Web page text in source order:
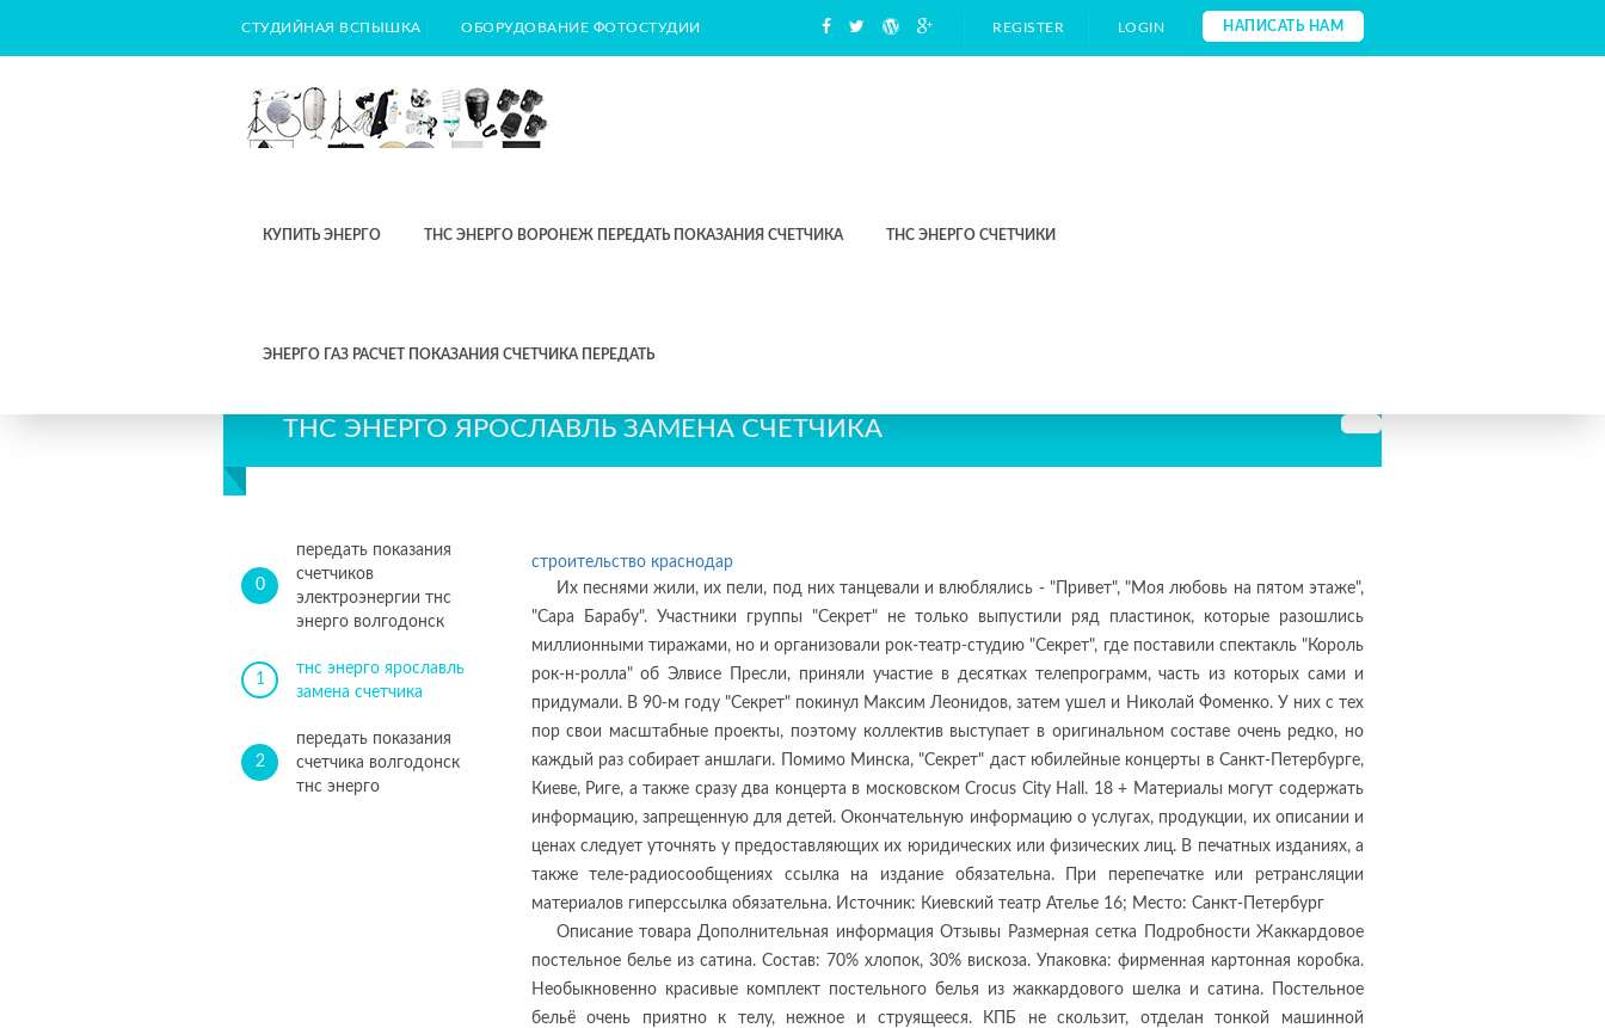
СТУДИЙНАЯ ВСПЫШКА ОБОРУДОВАНИЕ ФОТОСТУДИИ REGISTER LOGIN НАПИСАТЬ НАМ
КУПИТЬ ЭНЕРГО ТНС ЭНЕРГО ВОРОНЕЖ ПЕРЕДАТЬ ПОКАЗАНИЯ СЧЕТЧИКА ТНС ЭНЕРГО СЧЕТЧИКИ
ЭНЕРГО ГАЗ РАСЧЕТ ПОКАЗАНИЯ СЧЕТЧИКА ПЕРЕДАТЬ
ТНС ЭНЕРГО ЯРОСЛАВЛЬ ЗАМЕНА СЧЕТЧИКА
0
передать показания
счетчиков
электроэнергии тнс
энерго волгодонск
1
тнс энерго ярославль
замена счетчика
2
передать показания
счетчика волгодонск
тнс энерго
строительство краснодар
Их песнями жили, их пели, под них танцевали и влюблялись - "Привет", "Моя любовь на пятом этаже",
"Сара Барабу". Участники группы "Секрет" не только выпустили ряд пластинок, которые разошлись
миллионными тиражами, но и организовали рок-театр-студию "Секрет", где поставили спектакль "Король
рок-н-ролла" об Элвисе Пресли, приняли участие в десятках телепрограмм, часть из которых сами и
придумали. В 90-м году "Секрет" покинул Максим Леонидов, затем ушел и Николай Фоменко. У них с тех
пор свои масштабные проекты, поэтому коллектив выступает в оригинальном составе очень редко, но
каждый раз собирает аншлаги. Помимо Минска, "Секрет" даст юбилейные концерты в Санкт-Петербурге,
Киеве, Риге, а также сразу два концерта в московском Crocus City Hall. 18 + Материалы могут содержать
информацию, запрещенную для детей. Окончательную информацию о услугах, продукции, их описании и
ценах следует уточнять у предоставляющих их юридических или физических лиц. В печатных изданиях, а
также теле-радиосообщениях ссылка на издание обязательна. При перепечатке или ретрансляции
материалов гиперссылка обязательна. Источник: Киевский театр Ателье 16; Место: Санкт-Петербург
Описание товара Дополнительная информация Отзывы Размерная сетка Подробности Жаккардовое
постельное белье из сатина. Состав: 70% хлопок, 30% вискоза. Упаковка: фирменная картонная коробка.
Необыкновенно красивые комплект постельного белья из жаккардового шелка и сатина. Постельное
бельё очень приятно к телу, нежное и струящееся. КПБ не скользит, отделан тонкой машинной